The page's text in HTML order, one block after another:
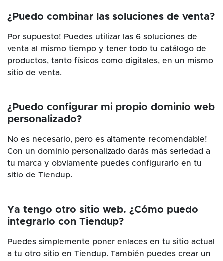
¿Puedo combinar las soluciones de venta?
Por supuesto! Puedes utilizar las 6 soluciones de
venta al mismo tiempo y tener todo tu catálogo de
productos, tanto físicos como digitales, en un mismo
sitio de venta.
¿Puedo configurar mi propio dominio web
personalizado?
No es necesario, pero es altamente recomendable!
Con un dominio personalizado darás más seriedad a
tu marca y obviamente puedes configurarlo en tu
sitio de Tiendup.
Ya tengo otro sitio web. ¿Cómo puedo
integrarlo con Tiendup?
Puedes simplemente poner enlaces en tu sitio actual
a tu otro sitio en Tiendup. También puedes crear un